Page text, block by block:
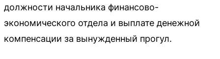
должности начальника финансово-
экономического отдела и выплате денежной
компенсации за вынужденный прогул.